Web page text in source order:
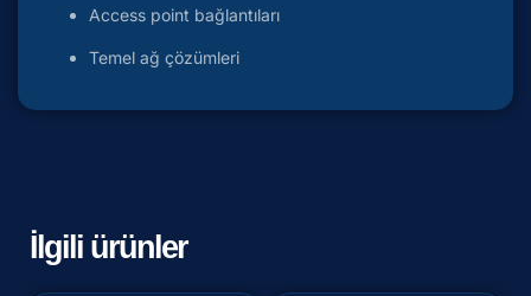
Access point bağlantıları
Temel ağ çözümleri
İlgili ürünler